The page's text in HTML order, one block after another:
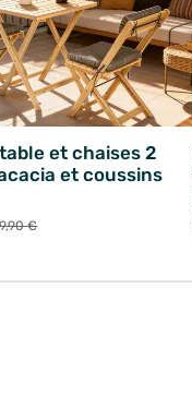
et chaises 2
et coussins
€